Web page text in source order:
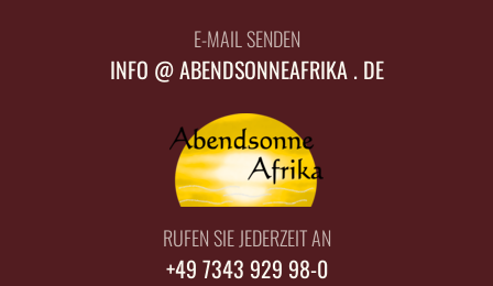
E-MAIL SENDEN
INFO @ ABENDSONNEAFRIKA . DE
RUFEN SIE JEDERZEIT AN
+49 7343 929 98-0